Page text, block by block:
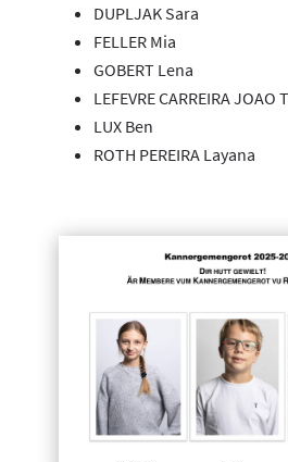
DUPLJAK Sara
FELLER Mia
GOBERT Lena
LEFEVRE CARREIRA JOAO
LUX Ben
ROTH PEREIRA Layana